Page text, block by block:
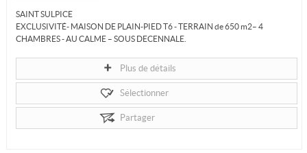
SAINT SULPICE
EXCLUSIVITÉ- MAISON DE PLAIN-PIED T6 - TERRAIN de 650 m2– 4
CHAMBRES - AU CALME – SOUS DECENNALE.
En exclusivité, venez découvrir cette magnifique...
Plus de détails
Sélectionner
Partager